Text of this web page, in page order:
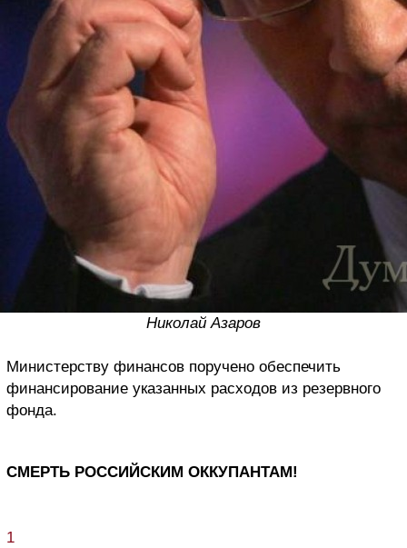
Николай Азаров
Министерству финансов поручено обеспечить
финансирование указанных расходов из резервного
фонда.
СМЕРТЬ РОССИЙСКИМ ОККУПАНТАМ!
1